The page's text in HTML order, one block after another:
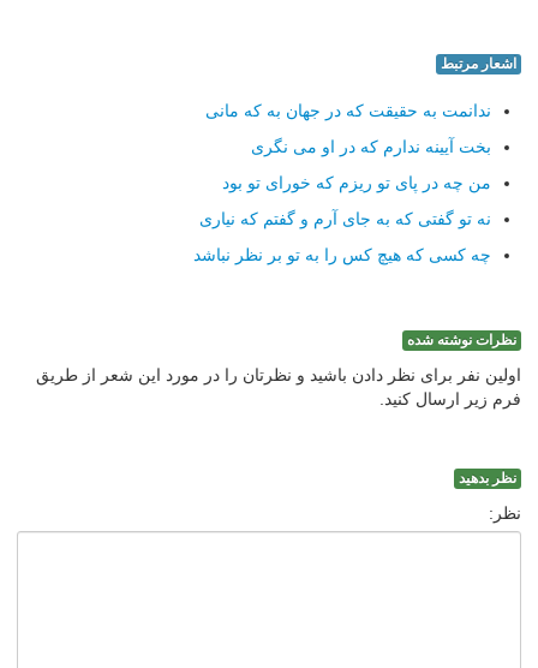
اشعار مرتبط
ندانمت به حقیقت که در جهان به که مانی
بخت آیینه ندارم که در او می نگری
من چه در پای تو ریزم که خورای تو بود
نه تو گفتی که به جای آرم و گفتم که نیاری
چه کسی که هیچ کس را به تو بر نظر نباشد
نظرات نوشته شده
اولین نفر برای نظر دادن باشید و نظرتان را در مورد این شعر از طریق
فرم زیر ارسال کنید.
نظر بدهید
نظر: